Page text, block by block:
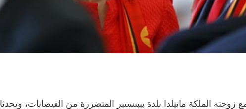
زوجته الملكة ماتيلدا بلدة بيبنستير المتضررة من الفيضانات، وتحدثا